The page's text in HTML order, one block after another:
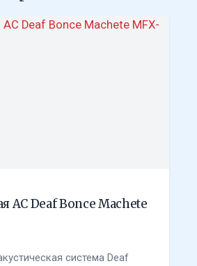
АС Deaf Bonce Machete
система Deaf